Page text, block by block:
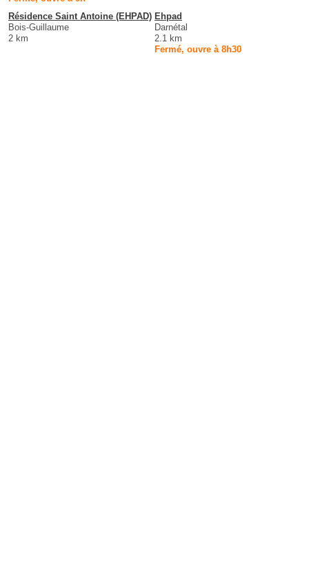
Résidence Saint Antoine (EHPAD)
Bois-Guillaume
2 km
Ehpad
Darnétal
2.1 km
Fermé, ouvre à 8h30